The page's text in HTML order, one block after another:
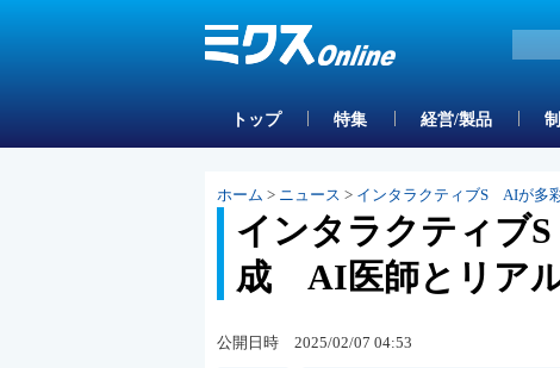
トップ 特集 経営/製品
ホーム > ニュース > インタラクティブS AIが多
インタラクティブ
成 AI医師とリア
公開日時 2025/02/07 04:53